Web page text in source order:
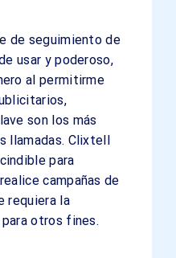
de seguimiento de
usar y poderoso,
al permitirme
son los más
llamadas. Clixtell
para
campañas de
requiera la
otros fines.